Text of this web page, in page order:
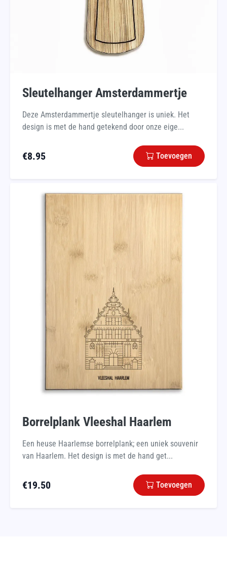
Sleutelhanger Amsterdammertje
Deze Amsterdammertje sleutelhanger is uniek. Het
design is met de hand getekend door onze eige...
€8.95 Toevoegen
Borrelplank Vleeshal Haarlem
Een heuse Haarlemse borrelplank; een uniek souvenir
van Haarlem. Het design is met de hand get...
€19.50 Toevoegen